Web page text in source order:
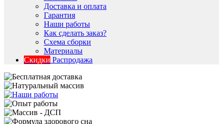
Доставка и оплата
Гарантия
Наши работы
Как сделать заказ?
Схема сборки
Материалы
Скидки Распродажа